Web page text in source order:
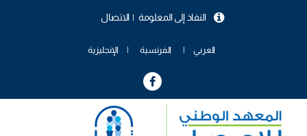
الاتصال النفاذ إلى المعلومة
العربي الفرنسية الإنجليزية